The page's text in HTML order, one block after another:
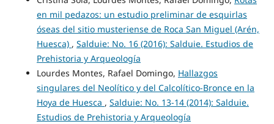
en mil pedazos: un estudio preliminar de esquirlas
óseas del sitio musteriense de Roca San Miguel (Arén,
Huesca) , Salduie: No. 16 (2016): Salduie. Estudios de
Prehistoria y Arqueología
Lourdes Montes, Rafael Domingo, Hallazgos
singulares del Neolítico y del Calcolítico-Bronce en la
Hoya de Huesca , Salduie: No. 13-14 (2014): Salduie.
Estudios de Prehistoria y Arqueología